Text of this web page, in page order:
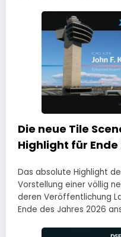
Die neue Tile
Highlight für Ende
Das absolute Highlight
Vorstellung einer völlig
deren Veröffentlichung
Ende des Jahres 2026